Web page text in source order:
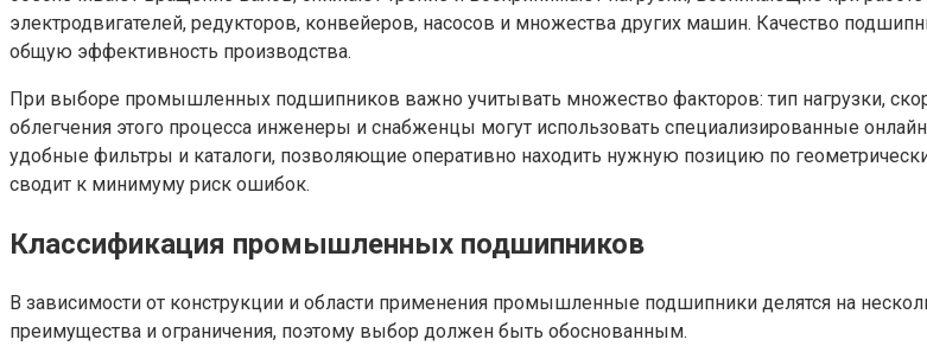
электродвигателей, редукторов, конвейеров, насосов и множества других машин. Качество
общую эффективность производства.
При выборе промышленных подшипников важно учитывать множество факторов: тип нагрузки,
облегчения этого процесса инженеры и снабженцы могут использовать специализированные
удобные фильтры и каталоги, позволяющие оперативно находить нужную позицию по
сводит к минимуму риск ошибок.
Классификация промышленных подшипников
В зависимости от конструкции и области применения промышленные подшипники делятся на
преимущества и ограничения, поэтому выбор должен быть обоснованным.